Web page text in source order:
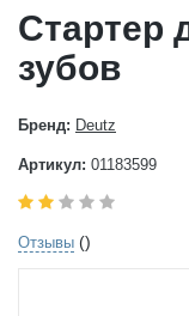
Стартер
зубов
Бренд: Deutz
Артикул: 01183599
Отзывы ()